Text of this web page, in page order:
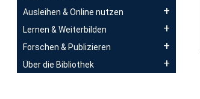
Ausleihen & Online nutzen
Lernen & Weiterbilden
Forschen & Publizieren
Über die Bibliothek